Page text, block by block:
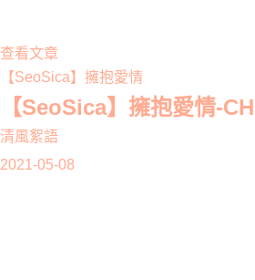
查看文章
【SeoSica】擁抱愛情
【SeoSica】擁抱愛情-
清風絮語
2021-05-08